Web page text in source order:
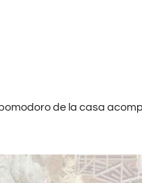
de la casa